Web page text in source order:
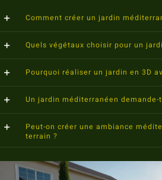
Comment créer un jardin
Quels végétaux choisir pour un
Pourquoi réaliser un jardin en 3D
Un jardin méditerranéen demande-
Peut-on créer une ambiance
terrain ?